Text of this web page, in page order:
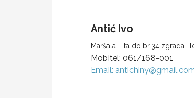
Antić Ivo
Maršala Tita do br.34 zgrada
Mobitel: 061/168-001
Email: